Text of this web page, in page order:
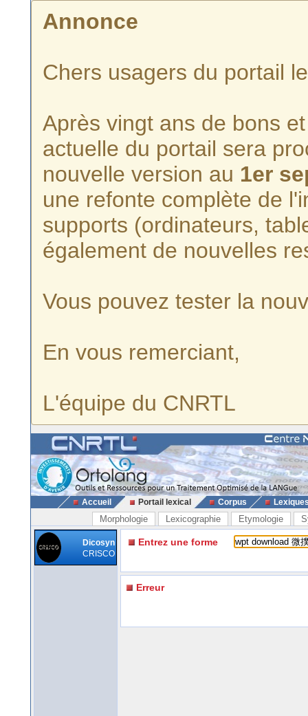
Annonce
Chers usagers du portail
Après vingt ans de bons
actuelle du portail sera
nouvelle version au 1er
une refonte complète de
supports (ordinateurs,
également de nouvelles
Vous pouvez tester la
En vous remerciant,
L'équipe du CNRTL
Accueil Portail lexical Corpus
Morphologie Lexicographie Etymologie
Dicosyn
CRISCO
Entrez une forme
Erreur